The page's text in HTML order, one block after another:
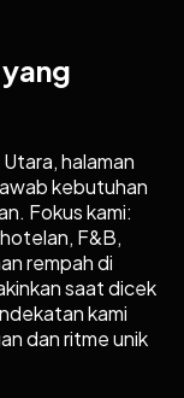
halaman
kebutuhan
Fokus kami:
F&B,
rempah di
saat dicek
kami
dan ritme unik